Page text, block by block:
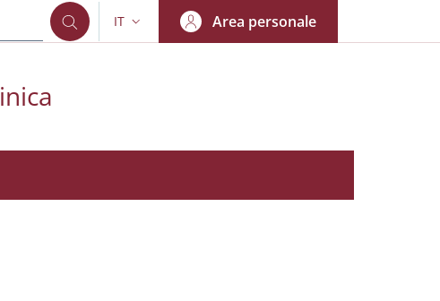
SELETTORE LINGUA: CURRENT LANGUAGE
IT Area personale